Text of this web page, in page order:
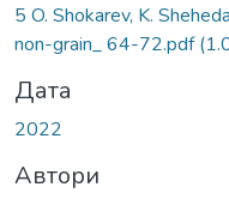
5 O. Shokarev, K.
non-grain_ 64-72.pdf
Дата
2022
Автори